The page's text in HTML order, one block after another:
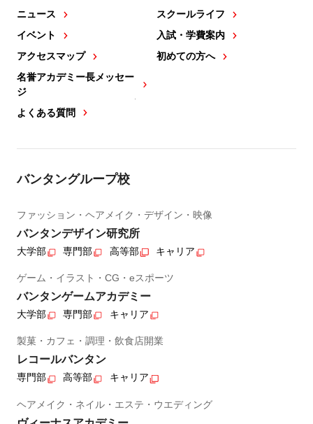
ニュース
イベント
アクセスマップ
名誉アカデミー長メッセー
ジ
よくある質問
スクールライフ
入試・学費案内
初めての方へ
バンタングループ校
ファッション・ヘアメイク・デザイン・映像
バンタンデザイン研究所
大学部 専門部 高等部 キャリア
ゲーム・イラスト・CG・eスポーツ
バンタンゲームアカデミー
大学部 専門部 キャリア
製菓・カフェ・調理・飲食店開業
レコールバンタン
専門部 高等部 キャリア
ヘアメイク・ネイル・エステ・ウエディング